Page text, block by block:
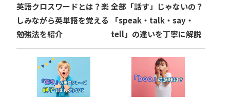
英語クロスワードとは？楽
しみながら英単語を覚える
勉強法を紹介
全部「話す」じゃないの？
「speak・talk・say・
tell」の違いを丁寧に解説